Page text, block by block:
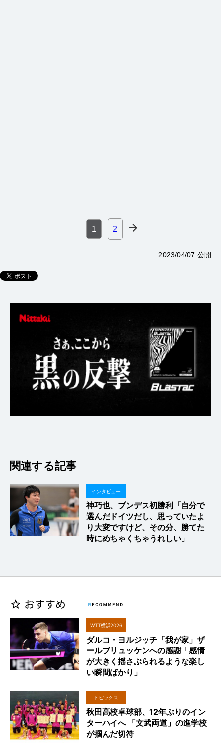
1 2
2023/04/07 公開
関連する記事
インタビュー
神巧也、ブンデス初勝利「自分で
選んだドイツだし、思っていたよ
り大変ですけど、その分、勝てた
時にめちゃくちゃうれしい」
WTT横浜2026
ダルコ・ヨルジッチ「我が家」ザ
ールブリュッケンへの感謝「感情
が大きく揺さぶられるような楽し
い瞬間ばかり」
トピックス
秋田高校卓球部、12年ぶりのイン
ターハイへ 「文武両道」の進学校
が掴んだ切符